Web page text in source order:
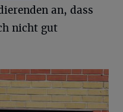
an, dass
nicht gut